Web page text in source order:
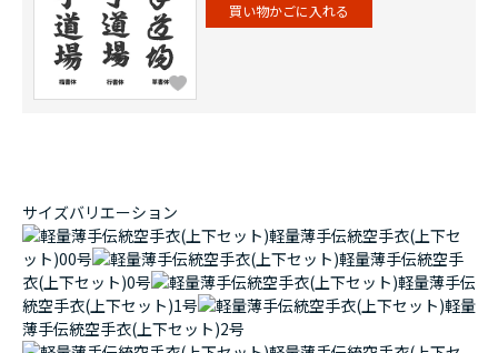
買い物かごに入れる
サイズバリエーション
軽量薄手伝統空手衣(上下セ
ット)00号
軽量薄手伝統空手
衣(上下セット)0号
軽量薄手伝
統空手衣(上下セット)1号
軽量
薄手伝統空手衣(上下セット)2号